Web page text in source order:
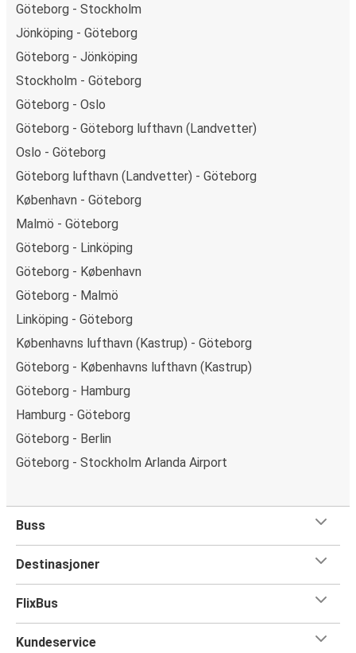
Göteborg - Stockholm
Jönköping - Göteborg
Göteborg - Jönköping
Stockholm - Göteborg
Göteborg - Oslo
Göteborg - Göteborg lufthavn (Landvetter)
Oslo - Göteborg
Göteborg lufthavn (Landvetter) - Göteborg
København - Göteborg
Malmö - Göteborg
Göteborg - Linköping
Göteborg - København
Göteborg - Malmö
Linköping - Göteborg
Københavns lufthavn (Kastrup) - Göteborg
Göteborg - Københavns lufthavn (Kastrup)
Göteborg - Hamburg
Hamburg - Göteborg
Göteborg - Berlin
Göteborg - Stockholm Arlanda Airport
Buss
Destinasjoner
FlixBus
Kundeservice